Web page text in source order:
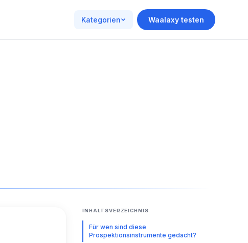
Kategorien Waalaxy testen
INHALTSVERZEICHNIS
Für wen sind diese
Prospektionsinstrumente gedacht?